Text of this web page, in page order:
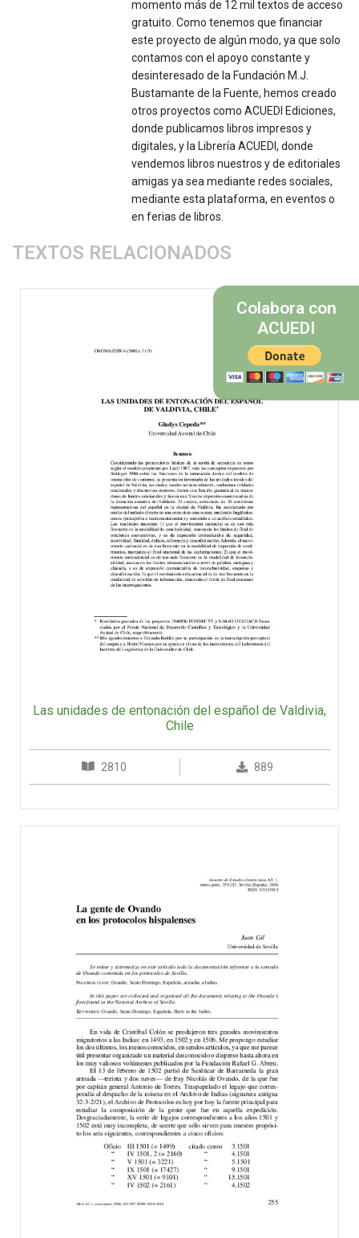
momento más de 12 mil textos de acceso
gratuito. Como tenemos que financiar
este proyecto de algún modo, ya que solo
contamos con el apoyo constante y
desinteresado de la Fundación M.J.
Bustamante de la Fuente, hemos creado
otros proyectos como ACUEDI Ediciones,
donde publicamos libros impresos y
digitales, y la Librería ACUEDI, donde
vendemos libros nuestros y de editoriales
amigas ya sea mediante redes sociales,
mediante esta plataforma, en eventos o
en ferias de libros.
TEXTOS RELACIONADOS
Las unidades de entonación del español de Valdivia,
Chile
2810 889
Colabora con
ACUEDI